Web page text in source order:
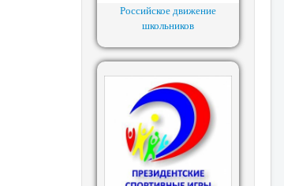
Российское движение
школьников